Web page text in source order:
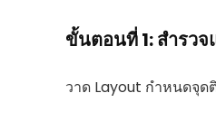
ขั้นตอนที่ 1: สำรว
วาด Layout กำหนดจุด